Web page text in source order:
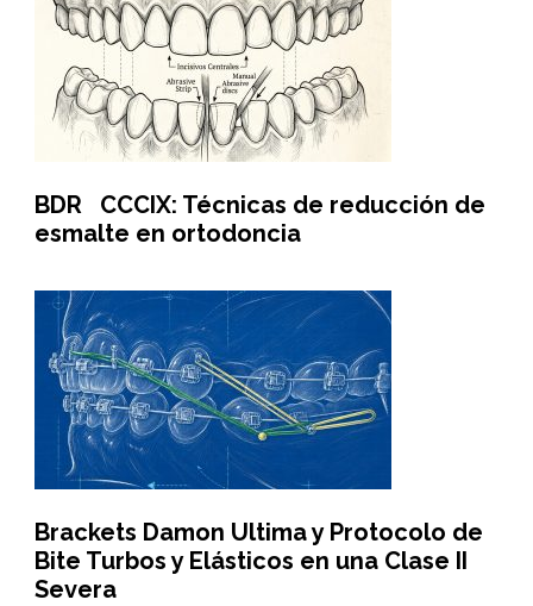
BDR CCCIX: Técnicas de reducción de
esmalte en ortodoncia
Brackets Damon Ultima y Protocolo de
Bite Turbos y Elásticos en una Clase II
Severa